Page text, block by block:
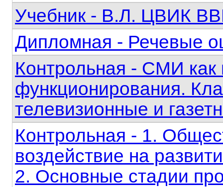
Учебник - В.Л. ЦВИК
Дипломная - Речевые
Контрольная - СМИ как
функционирования.
телевизионные и
Контрольная - 1.
воздействие на
2. Основные стадии